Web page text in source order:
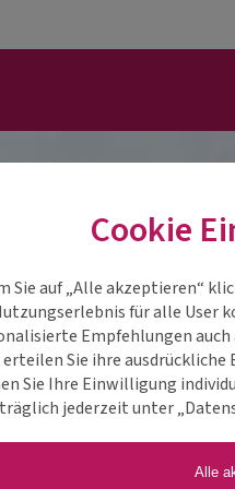
Cookie
Sie auf „Alle akzeptieren“
für alle User
Empfehlungen
Sie ihre
Sie Ihre Einwilligung
jederzeit unter
Alle